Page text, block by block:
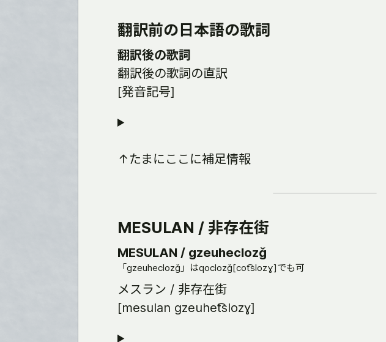
翻訳前の日本語の歌詞
翻訳後の歌詞
翻訳後の歌詞の直訳
[発音記号]
↑たまにここに補足情報
MESULAN / 非存在街
MESULAN / gzeuheclozǧ
「gzeuheclozǧ」はqoclozǧ[cot͡slozɣ]でも可
メスラン / 非存在街
[mesulan gzeuhet͡slozɣ]